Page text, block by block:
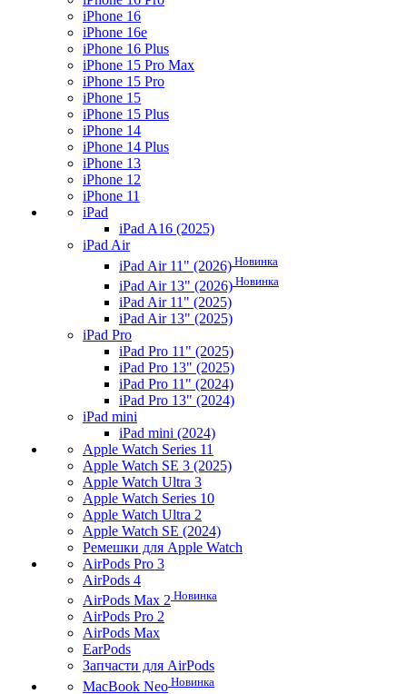
iPhone 16
iPhone 16e
iPhone 16 Plus
iPhone 15 Pro Max
iPhone 15 Pro
iPhone 15
iPhone 15 Plus
iPhone 14
iPhone 14 Plus
iPhone 13
iPhone 12
iPhone 11
iPad
iPad A16 (2025)
iPad Air
iPad Air 11" (2026) Новинка
iPad Air 13" (2026) Новинка
iPad Air 11" (2025)
iPad Air 13" (2025)
iPad Pro
iPad Pro 11" (2025)
iPad Pro 13" (2025)
iPad Pro 11" (2024)
iPad Pro 13" (2024)
iPad mini
iPad mini (2024)
Apple Watch Series 11
Apple Watch SE 3 (2025)
Apple Watch Ultra 3
Apple Watch Series 10
Apple Watch Ultra 2
Apple Watch SE (2024)
Ремешки для Apple Watch
AirPods Pro 3
AirPods 4
AirPods Max 2 Новинка
AirPods Pro 2
AirPods Max
EarPods
Запчасти для AirPods
MacBook Neo Новинка